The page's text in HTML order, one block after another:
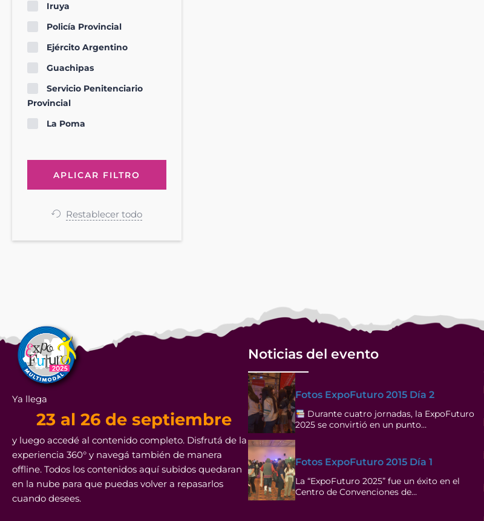
Iruya
Policía Provincial
Ejército Argentino
Guachipas
Servicio Penitenciario
Provincial
La Poma
Restablecer todo
Ya llega
23 al 26 de septiembre
y luego accedé al contenido completo. Disfrutá de la
experiencia 360° y navegá también de manera
offline. Todos los contenidos aquí subidos quedaran
en la nube para que puedas volver a repasarlos
cuando desees.
Noticias del evento
Fotos ExpoFuturo 2015 Día 2
Durante cuatro jornadas, la ExpoFuturo
2025 se convirtió en un punto…
Fotos ExpoFuturo 2015 Día 1
La “ExpoFuturo 2025” fue un éxito en el
Centro de Convenciones de…